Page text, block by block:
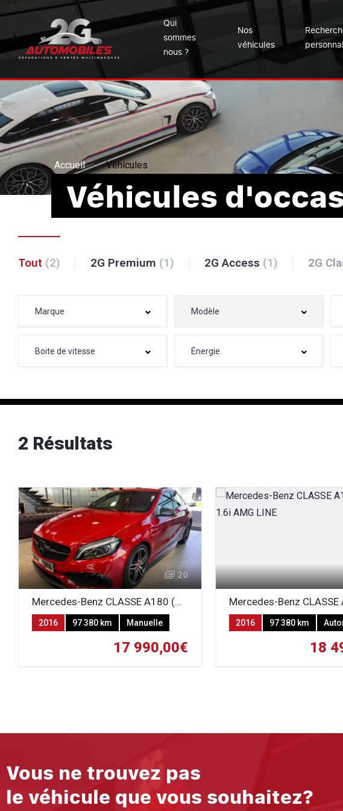
Qui
sommes
nous ?
Nos
véhicules
Accueil Véhicules
Véhicules
Tout (2) 2G Premium (1) 2G Access (1) 2G
2 Résultats
20
Mercedes-Benz CLASSE A180 (W176) 1.6i AMG LINE
17 990,00€
2016 97 380 km
Manuelle
18
2016 97 380 km
Vous ne trouvez pas
le véhicule que vous souhaitez?